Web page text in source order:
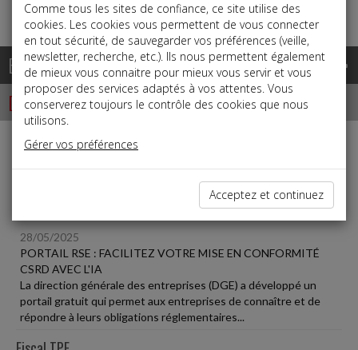
j
a
Base documentaire
Dépêches
Liste des dernières dépêches
28/05/2025
PORTAIL RSE : FACILITEZ VOTRE MISE EN CONFORMITÉ
CSRD AVEC L'IA
La direction générale des entreprises (DGE) a développé un
portail gratuit qui permet aux entreprises de connaître et de
répondre à leurs obligations réglementaires...
Comme tous les sites de confiance, ce site utilise des
cookies. Les cookies vous permettent de vous connecter
en tout sécurité, de sauvegarder vos préférences (veille,
newsletter, recherche, etc.). Ils nous permettent également
de mieux vous connaitre pour mieux vous servir et vous
proposer des services adaptés à vos attentes. Vous
conserverez toujours le contrôle des cookies que nous
utilisons.
Gérer vos préférences
Acceptez et continuez